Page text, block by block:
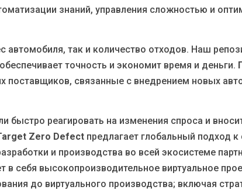
знаний, управления сложностью и
автомобиля, так и количество отходов. Наш
точность и экономит время и деньги.
поставщиков, связанные с внедрением новых
реагировать на изменения спроса и
Zero Defect предлагает глобальный подход
и производства во всей экосистеме
себя высокопроизводительное виртуальное
до виртуального производства; включая